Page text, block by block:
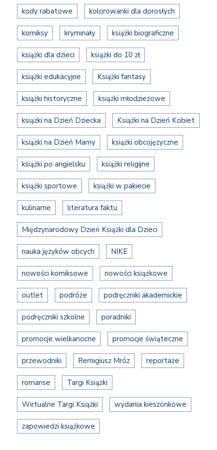
kody rabatowe kolorowanki dla dorosłych
komiksy kryminały książki biograficzne
książki dla dzieci książki do 10 zł
książki edukacyjne Książki fantasy
książki historyczne książki młodzieżowe
książki na Dzień Dziecka Książki na Dzień Kobiet
książki na Dzień Mamy książki obcojęzyczne
książki po angielsku książki religijne
książki sportowe książki w pakiecie
kulinarne literatura faktu
Międzynarodowy Dzień Książki dla Dzieci
nauka języków obcych NIKE
nowości komiksowe nowości książkowe
outlet podróże podręczniki akademickie
podręczniki szkolne poradniki
promocje wielkanocne promocje świąteczne
przewodniki Remigiusz Mróz reportaże
romanse Targi Książki
Wirtualne Targi Książki wydania kieszonkowe
zapowiedzi książkowe